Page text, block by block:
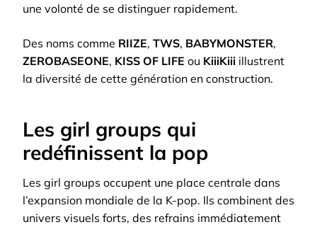
une volonté de se distinguer rapidement.
Des noms comme RIIZE, TWS, BABYMONSTER,
ZEROBASEONE, KISS OF LIFE ou KiiiKiii illustrent
la diversité de cette génération en construction.
Les girl groups qui
redéfinissent la pop
Les girl groups occupent une place centrale dans
l’expansion mondiale de la K-pop. Ils combinent des
univers visuels forts, des refrains immédiatement